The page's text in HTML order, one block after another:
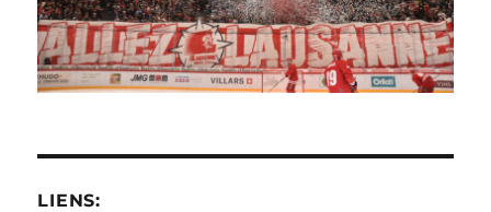
LIENS: